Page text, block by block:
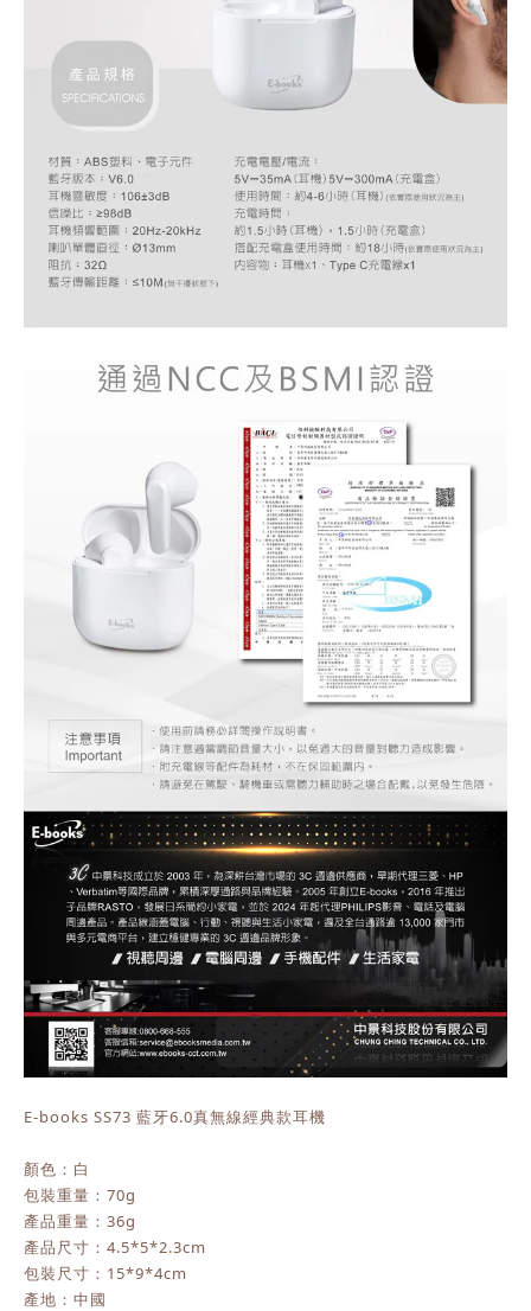
E-books SS73 藍牙6.0真無線經典款耳機
顏色：白
包裝重量：70g
產品重量：36g
產品尺寸：4.5*5*2.3cm
包裝尺寸：15*9*4cm
產地：中國